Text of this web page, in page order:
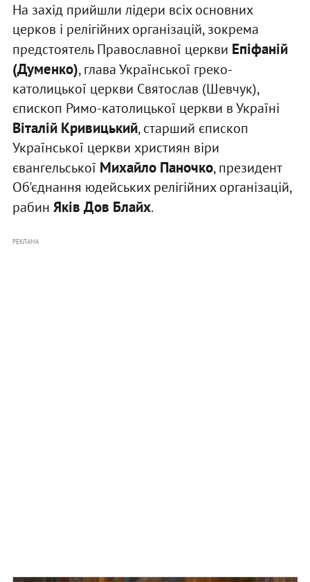
На захід прийшли лідери всіх основних
церков і релігійних організацій, зокрема
предстоятель Православної церкви Епіфаній
(Думенко), глава Української греко-
католицької церкви Святослав (Шевчук),
єпископ Римо-католицької церкви в Україні
Віталій Кривицький, старший єпископ
Української церкви християн віри
євангельської Михайло Паночко, президент
Об'єднання юдейських релігійних організацій,
рабин Яків Дов Блайх.
РЕКЛАМА